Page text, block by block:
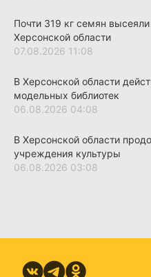
Почти 319 кг семян
Херсонской области
07.08.2026 11:08
В Херсонской области
модельных библиотек
06.08.2026 04:08
В Херсонской области
учреждения культуры
06.08.2026 03:08